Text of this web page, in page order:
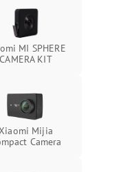
Подробнее →
Подробнее →
Подробнее →
MI SPHERE
CAMERA KIT
Mijia
Camera